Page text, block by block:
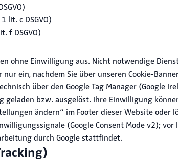
lit. c DSGVO)
f DSGVO)
ohne Einwilligung aus. Nicht notwendige
ein, nachdem Sie über unseren Cookie-
über den Google Tag Manager (Google
geladen bzw. ausgelöst. Ihre Einwilligung
ändern“ im Footer dieser Website oder
(Google Consent Mode v2);
durch Google stattfindet.